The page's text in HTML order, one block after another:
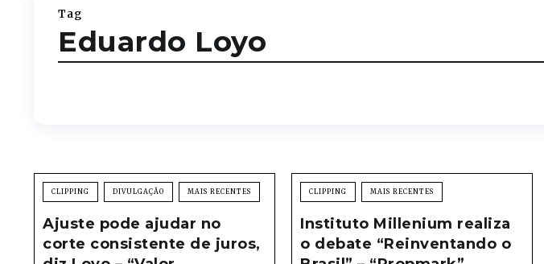
Tag
Eduardo Loyo
CLIPPING DIVULGAÇÃO MAIS RECENTES
Ajuste pode ajudar no
corte consistente de juros,
CLIPPING MAIS RECENTES
Instituto Millenium realiza
o debate “Reinventando o